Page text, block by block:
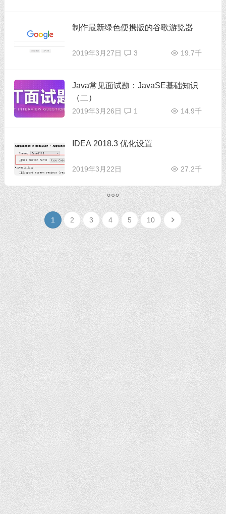
制作最新绿色便携版的谷歌游览器
2019年3月27日 19.7千
3
Java常见面试题：JavaSE基础知识
（二）
2019年3月26日 14.9千
1
IDEA 2018.3 优化设置
2019年3月22日 27.2千
1 2 3 4 5 10